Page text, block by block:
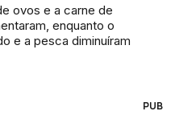
ovos e a carne de
enquanto o
e a pesca diminuíram
PUB